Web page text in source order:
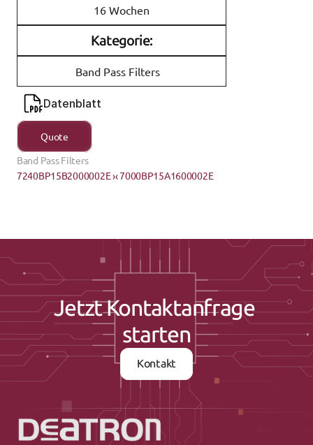
16 Wochen
Kategorie:
Band Pass Filters
Datenblatt
Quote
Band Pass Filters
7240BP15B2000002E ›‹ 7000BP15A1600002E
Jetzt Kontaktanfrage
starten
Kontakt